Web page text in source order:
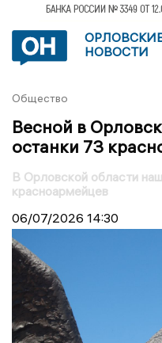
НОВОСТИ
Общество
Весной в
останки 73
В Орловской области
красноармейцев
06/07/2026 14:30